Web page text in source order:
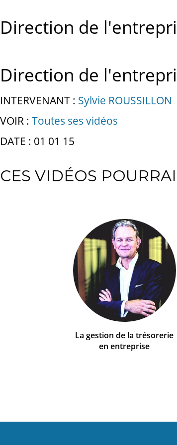
Direction de
Direction de
INTERVENANT : Sylvie ROUSSILLON
VOIR : Toutes ses vidéos
DATE : 01 01 15
CES VIDÉOS
La gestion de la trésorerie
en entreprise